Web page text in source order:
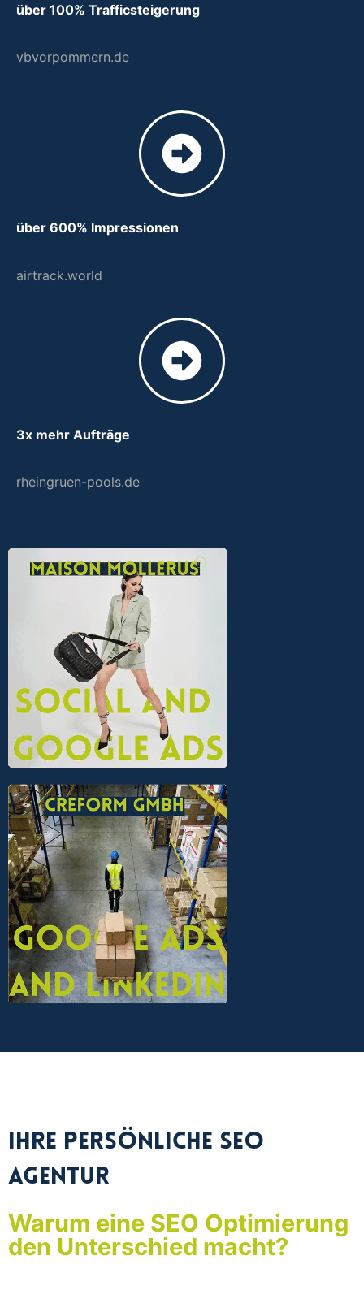
über 100% Trafficsteigerung
vbvorpommern.de
über 600% Impressionen
airtrack.world
3x mehr Aufträge
rheingruen-pools.de
Ihre persönliche SEO
Agentur
Warum eine SEO Optimierung
den Unterschied macht?